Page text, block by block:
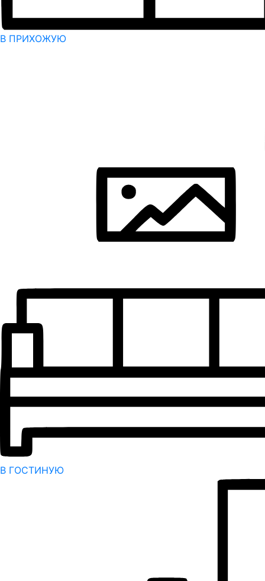
В ПРИХОЖУЮ
В ГОСТИНУЮ